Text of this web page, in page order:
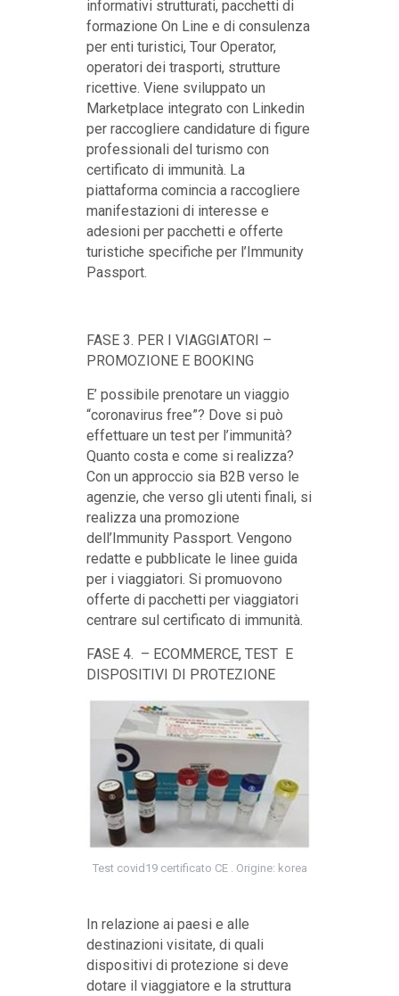
informativi strutturati, pacchetti di
formazione On Line e di consulenza
per enti turistici, Tour Operator,
operatori dei trasporti, strutture
ricettive. Viene sviluppato un
Marketplace integrato con Linkedin
per raccogliere candidature di figure
professionali del turismo con
certificato di immunità. La
piattaforma comincia a raccogliere
manifestazioni di interesse e
adesioni per pacchetti e offerte
turistiche specifiche per l’Immunity
Passport.
FASE 3. PER I VIAGGIATORI –
PROMOZIONE E BOOKING
E’ possibile prenotare un viaggio
“coronavirus free”? Dove si può
effettuare un test per l’immunità?
Quanto costa e come si realizza?
Con un approccio sia B2B verso le
agenzie, che verso gli utenti finali, si
realizza una promozione
dell’Immunity Passport. Vengono
redatte e pubblicate le linee guida
per i viaggiatori. Si promuovono
offerte di pacchetti per viaggiatori
centrare sul certificato di immunità.
FASE 4. – ECOMMERCE, TEST E
DISPOSITIVI DI PROTEZIONE
Test covid19 certificato CE . Origine: korea
In relazione ai paesi e alle
destinazioni visitate, di quali
dispositivi di protezione si deve
dotare il viaggiatore e la struttura